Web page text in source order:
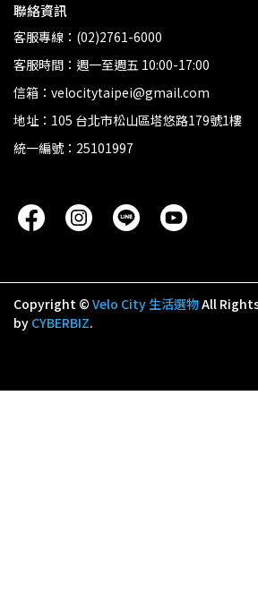
聯絡資訊
客服專線：(02)2761-6000
客服時間：週一至週五 10:00-17:00
信箱：velocitytaipei@gmail.com
地址：105 台北市松山區塔悠路179號1樓
統一編號：25101997
Copyright © Velo City 生活選物All
by CYBERBIZ.